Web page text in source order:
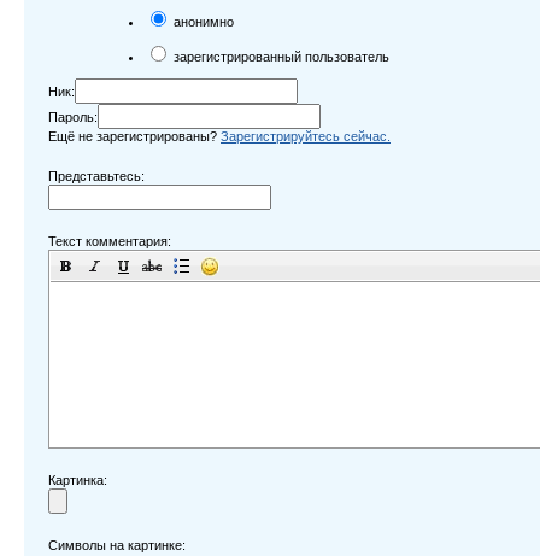
анонимно
зарегистрированный пользователь
Ник:
Пароль:
Ещё не зарегистрированы? Зарегистрируйтесь сейчас.
Представьтесь:
Текст комментария:
Картинка:
Символы на картинке: